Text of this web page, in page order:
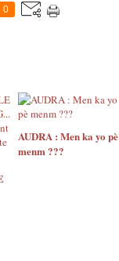
0
AUDRA : Men ka yo pè
menm ???